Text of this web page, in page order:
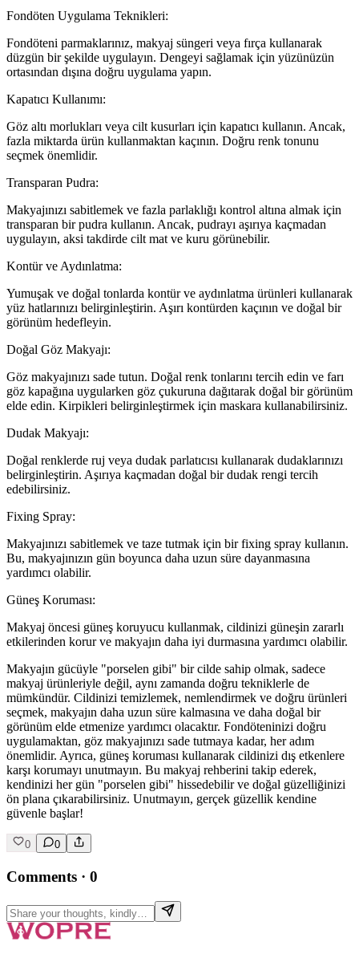
Fondöten Uygulama Teknikleri:
Fondöteni parmaklarınız, makyaj süngeri veya fırça kullanarak
düzgün bir şekilde uygulayın. Dengeyi sağlamak için yüzünüzün
ortasından dışına doğru uygulama yapın.
Kapatıcı Kullanımı:
Göz altı morlukları veya cilt kusurları için kapatıcı kullanın. Ancak,
fazla miktarda ürün kullanmaktan kaçının. Doğru renk tonunu
seçmek önemlidir.
Transparan Pudra:
Makyajınızı sabitlemek ve fazla parlaklığı kontrol altına almak için
transparan bir pudra kullanın. Ancak, pudrayı aşırıya kaçmadan
uygulayın, aksi takdirde cilt mat ve kuru görünebilir.
Kontür ve Aydınlatma:
Yumuşak ve doğal tonlarda kontür ve aydınlatma ürünleri kullanarak
yüz hatlarınızı belirginleştirin. Aşırı kontürden kaçının ve doğal bir
görünüm hedefleyin.
Doğal Göz Makyajı:
Göz makyajınızı sade tutun. Doğal renk tonlarını tercih edin ve farı
göz kapağına uygularken göz çukuruna dağıtarak doğal bir görünüm
elde edin. Kirpikleri belirginleştirmek için maskara kullanabilirsiniz.
Dudak Makyajı:
Doğal renklerde ruj veya dudak parlatıcısı kullanarak dudaklarınızı
belirginleştirin. Aşırıya kaçmadan doğal bir dudak rengi tercih
edebilirsiniz.
Fixing Spray:
Makyajınızı sabitlemek ve taze tutmak için bir fixing spray kullanın.
Bu, makyajınızın gün boyunca daha uzun süre dayanmasına
yardımcı olabilir.
Güneş Koruması:
Makyaj öncesi güneş koruyucu kullanmak, cildinizi güneşin zararlı
etkilerinden korur ve makyajın daha iyi durmasına yardımcı olabilir.
Makyajın gücüyle "porselen gibi" bir cilde sahip olmak, sadece
makyaj ürünleriyle değil, aynı zamanda doğru tekniklerle de
mümkündür. Cildinizi temizlemek, nemlendirmek ve doğru ürünleri
seçmek, makyajın daha uzun süre kalmasına ve daha doğal bir
görünüm elde etmenize yardımcı olacaktır. Fondöteninizi doğru
uygulamaktan, göz makyajınızı sade tutmaya kadar, her adım
önemlidir. Ayrıca, güneş koruması kullanarak cildinizi dış etkenlere
karşı korumayı unutmayın. Bu makyaj rehberini takip ederek,
kendinizi her gün "porselen gibi" hissedebilir ve doğal güzelliğinizi
ön plana çıkarabilirsiniz. Unutmayın, gerçek güzellik kendine
güvenle başlar!
0 0
Comments · 0